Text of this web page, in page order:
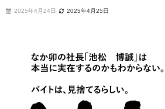
2025年4月24日 2025年4月25日